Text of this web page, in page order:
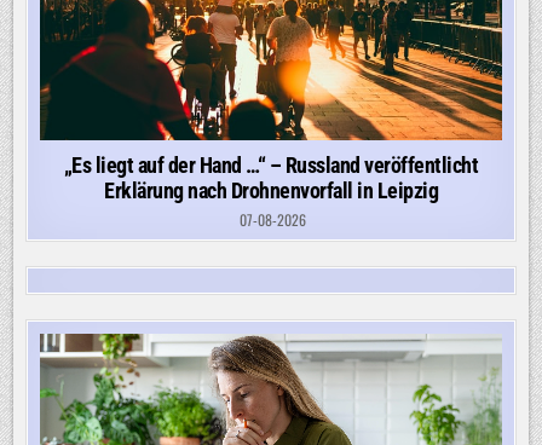
„Es liegt auf der Hand …“ – Russland veröffentlicht
Erklärung nach Drohnenvorfall in Leipzig
07-08-2026